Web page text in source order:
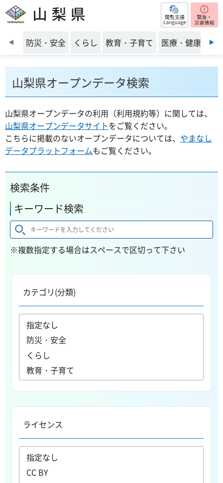
山梨県 閲覧支援
前のスライドを表示
防災・安全 くらし 教育・子育て 医療・健康・福
山梨県オープンデータ検索
山梨県オープンデータの利用（利用規約等）に関しては、
山梨県オープンデータサイトをご覧ください。
こちらに掲載のないオープンデータについては、 やまなし
データプラットフォームもご覧ください。
検索条件
キーワード検索
※複数指定する場合はスペースで区切って下さい
カテゴリ(分類)
ライセンス